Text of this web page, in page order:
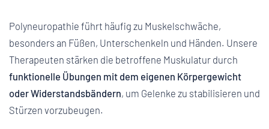
Polyneuropathie führt häufig zu Muskelschwäche,
besonders an Füßen, Unterschenkeln und Händen. Unsere
Therapeuten stärken die betroffene Muskulatur durch
funktionelle Übungen mit dem eigenen Körpergewicht
oder Widerstandsbändern, um Gelenke zu stabilisieren und
Stürzen vorzubeugen.